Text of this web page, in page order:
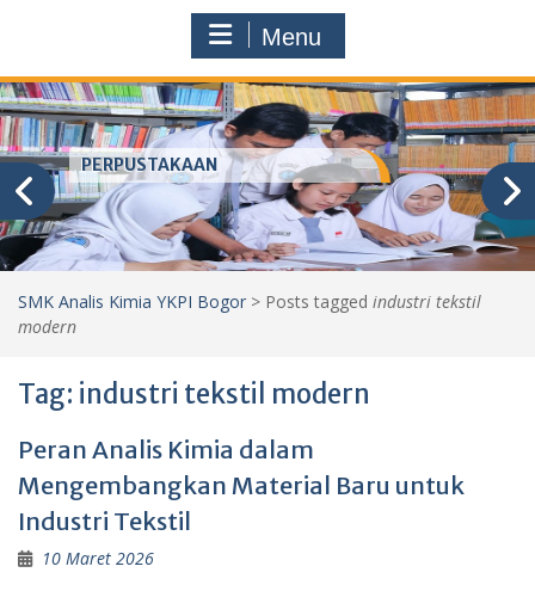
Menu
PERPUSTAKAAN
SMK Analis Kimia YKPI Bogor > Posts tagged industri tekstil
modern
Tag: industri tekstil modern
Peran Analis Kimia dalam
Mengembangkan Material Baru untuk
Industri Tekstil
10 Maret 2026